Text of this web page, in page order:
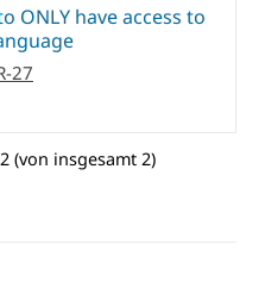
ONLY have access to
27
(von insgesamt 2)